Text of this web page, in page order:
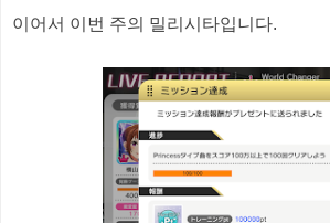
이어서 이번 주의 밀리시타입니다.